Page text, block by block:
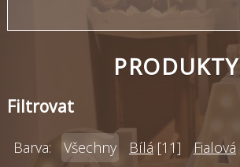
PRODUKTY
Filtrovat
Barva: Všechny Bílá [11] Fialová